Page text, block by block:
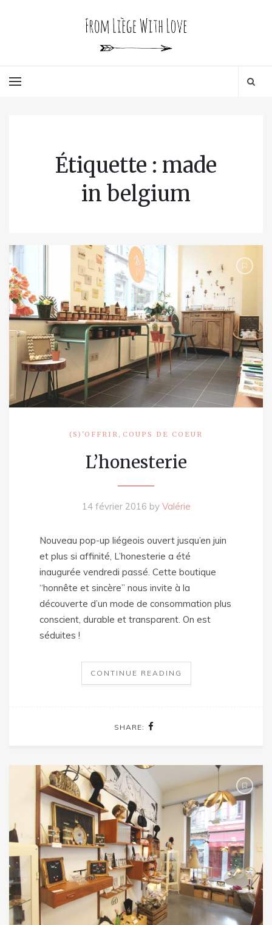
Étiquette : made
in belgium
(S)'OFFRIR , COUPS DE COEUR
L’honesterie
14 février 2016 by Valérie
Nouveau pop-up liégeois ouvert jusqu’en juin
et plus si affinité, L’honesterie a été
inaugurée vendredi passé. Cette boutique
“honnête et sincère” nous invite à la
découverte d’un mode de consommation plus
conscient, durable et transparent. On est
séduites !
CONTINUE READING
SHARE: